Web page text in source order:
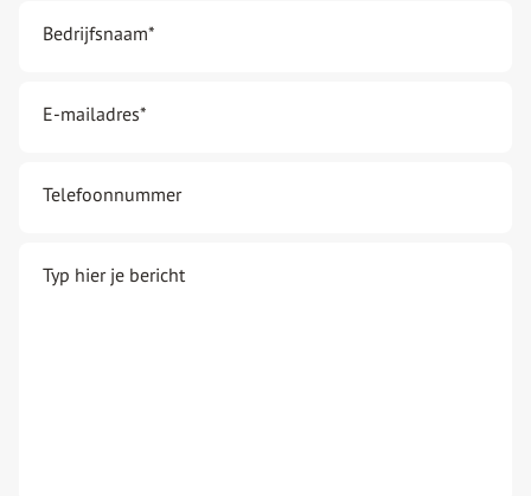
Bedrijfsnaam*
E-mailadres*
Telefoonnummer
Typ hier je bericht